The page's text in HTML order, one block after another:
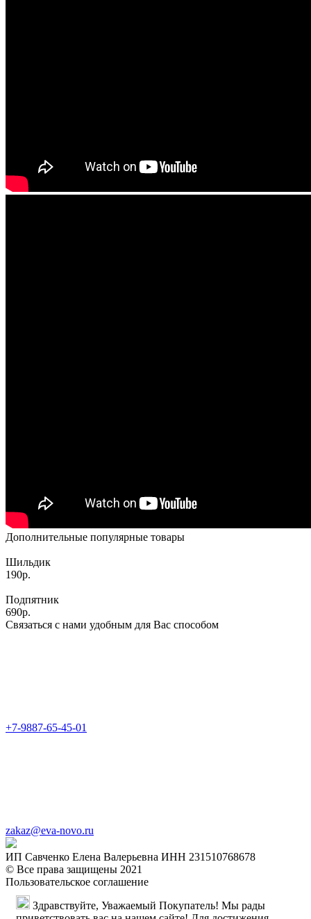
Дополнительные популярные товары
Шильдик
190р.
Подпятник
690р.
Связаться с нами удобным для Вас способом
+7-9887-65-45-01
zakaz@eva-novo.ru
ИП Савченко Елена Валерьевна ИНН 231510768678
© Все права защищены 2021
Пользовательское соглашение
Здравствуйте, Уважаемый Покупатель! Мы рады